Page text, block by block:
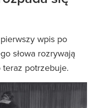
wpis po
słowa rozrywają
teraz potrzebuje.